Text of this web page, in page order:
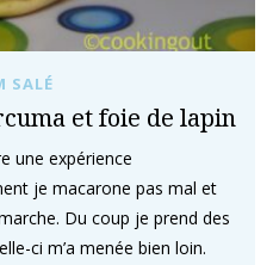
SALÉ
et foie de lapin
une expérience
je macarone pas mal et
Du coup je prend des
ci m’a menée bien loin.